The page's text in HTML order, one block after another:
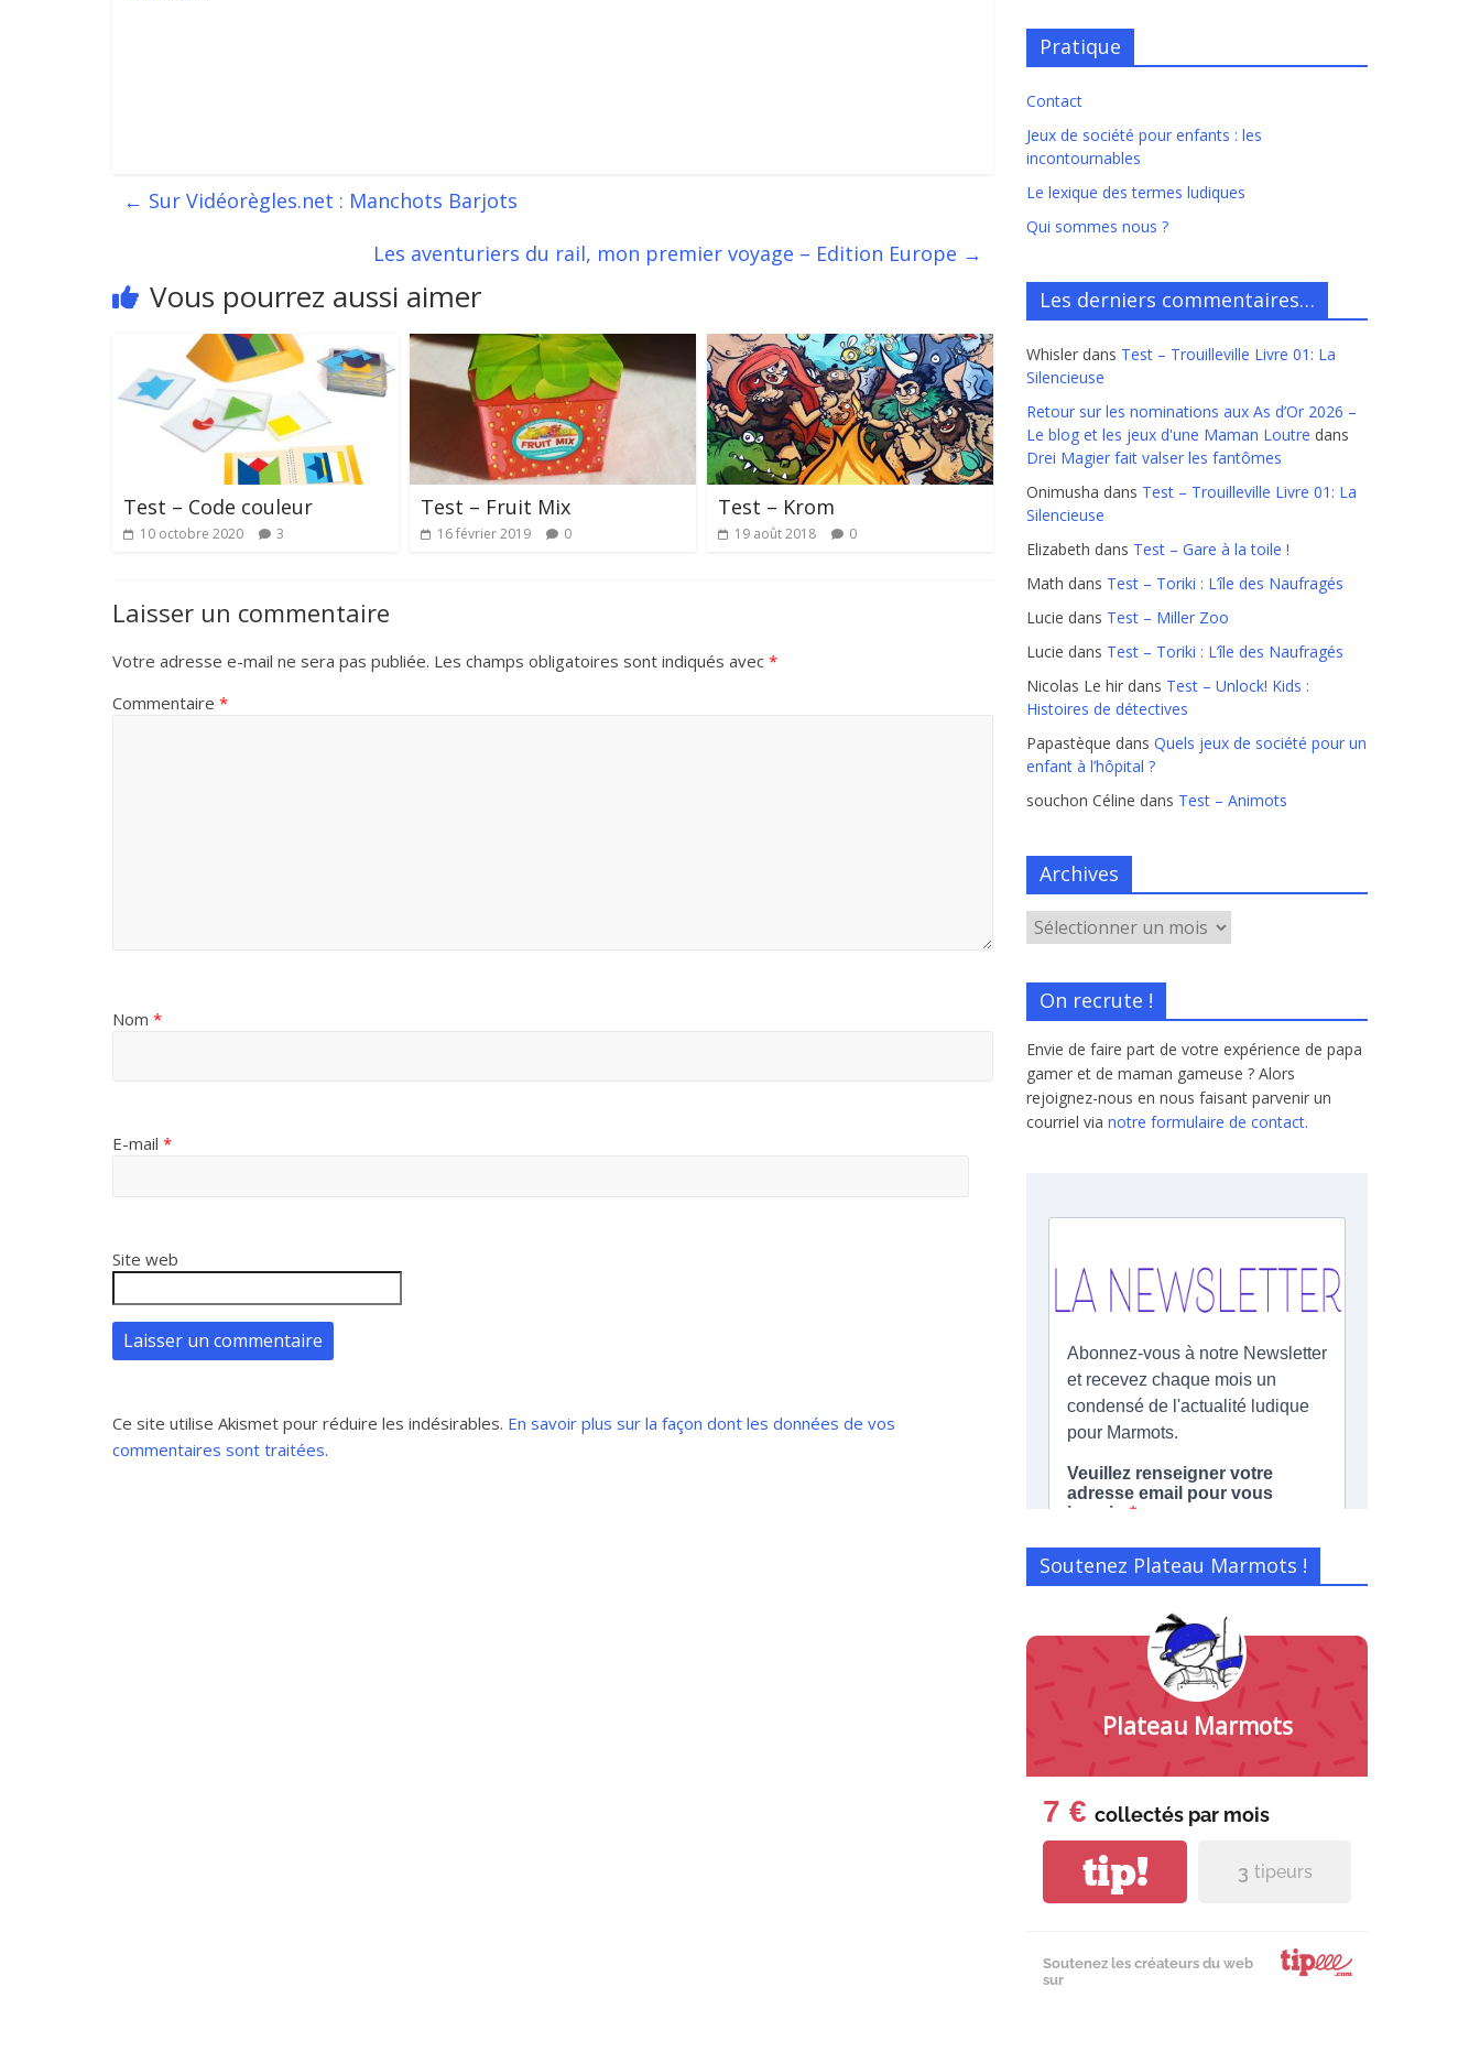
← Sur Vidéorègles.net : Manchots Barjots
Les aventuriers du rail, mon premier voyage – Edition Europe →
Vous pourrez aussi aimer
Test – Code couleur
10 octobre 2020 3
Test – Fruit Mix
16 février 2019 0
Test – Krom
19 août 2018 0
Laisser un commentaire
Votre adresse e-mail ne sera pas publiée. Les champs obligatoires sont indiqués avec *
Commentaire *
Nom *
E-mail *
Site web
Ce site utilise Akismet pour réduire les indésirables. En savoir plus sur la façon dont les données de vos
commentaires sont traitées.
Pratique
Contact
Jeux de société pour enfants : les
incontournables
Le lexique des termes ludiques
Qui sommes nous ?
Les derniers commentaires…
Whisler dans Test – Trouilleville Livre 01: La
Silencieuse
Retour sur les nominations aux As d’Or 2026 –
Le blog et les jeux d'une Maman Loutre dans
Drei Magier fait valser les fantômes
Onimusha dans Test – Trouilleville Livre 01: La
Silencieuse
Elizabeth dans Test – Gare à la toile !
Math dans Test – Toriki : L’île des Naufragés
Lucie dans Test – Miller Zoo
Lucie dans Test – Toriki : L’île des Naufragés
Nicolas Le hir dans Test – Unlock! Kids :
Histoires de détectives
Papastèque dans Quels jeux de société pour un
enfant à l’hôpital ?
souchon Céline dans Test – Animots
Archives
On recrute !
Envie de faire part de votre expérience de papa
gamer et de maman gameuse ? Alors
rejoignez-nous en nous faisant parvenir un
courriel via notre formulaire de contact.
Soutenez Plateau Marmots !
Plateau Marmots
7 € collectés par mois
tip! 3 tipeurs
Soutenez les créateurs du web
sur